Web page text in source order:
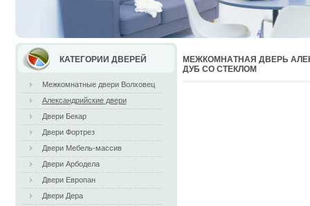
КАТЕГОРИИ ДВЕРЕЙ
Межкомнатные двери Волховец
Александрийские двери
Двери Бекар
Двери Фортрез
Двери Мебель-массив
Двери Арбодела
Двери Европан
Двери Дера
MEЖКOМНAТНAЯ ДВEPЬ
ДУБ CO CТEКЛOМ